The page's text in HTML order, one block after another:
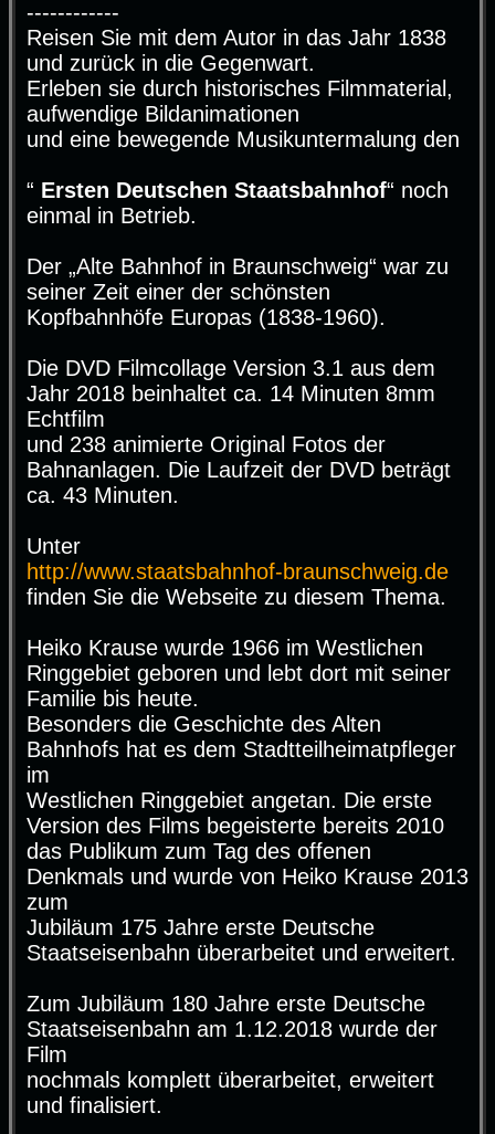
------------
Reisen Sie mit dem Autor in das Jahr 1838
und zurück in die Gegenwart.
Erleben sie durch historisches Filmmaterial,
aufwendige Bildanimationen
und eine bewegende Musikuntermalung den
“ Ersten Deutschen Staatsbahnhof“ noch
einmal in Betrieb.
Der „Alte Bahnhof in Braunschweig“ war zu
seiner Zeit einer der schönsten
Kopfbahnhöfe Europas (1838-1960).
Die DVD Filmcollage Version 3.1 aus dem
Jahr 2018 beinhaltet ca. 14 Minuten 8mm
Echtfilm
und 238 animierte Original Fotos der
Bahnanlagen. Die Laufzeit der DVD beträgt
ca. 43 Minuten.
Unter
http://www.staatsbahnhof-braunschweig.de
finden Sie die Webseite zu diesem Thema.
Heiko Krause wurde 1966 im Westlichen
Ringgebiet geboren und lebt dort mit seiner
Familie bis heute.
Besonders die Geschichte des Alten
Bahnhofs hat es dem Stadtteilheimatpfleger
im
Westlichen Ringgebiet angetan. Die erste
Version des Films begeisterte bereits 2010
das Publikum zum Tag des offenen
Denkmals und wurde von Heiko Krause 2013
zum
Jubiläum 175 Jahre erste Deutsche
Staatseisenbahn überarbeitet und erweitert.
Zum Jubiläum 180 Jahre erste Deutsche
Staatseisenbahn am 1.12.2018 wurde der
Film
nochmals komplett überarbeitet, erweitert
und finalisiert.